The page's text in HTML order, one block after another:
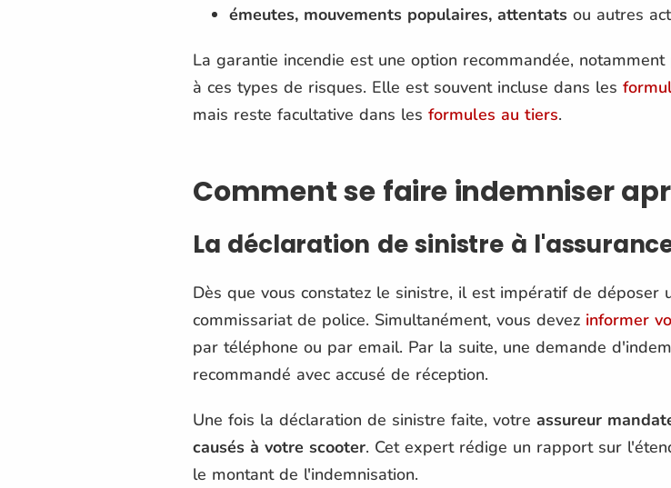
émeutes, mouvements populaires, attentats ou autres
La garantie incendie est une option recommandée,
à ces types de risques. Elle est souvent incluse dans les
mais reste facultative dans les formules au tiers.
Comment se faire indemniser
La déclaration de sinistre à
Dès que vous constatez le sinistre, il est impératif de
commissariat de police. Simultanément, vous devez informer
par téléphone ou par email. Par la suite, une demande
recommandé avec accusé de réception.
Une fois la déclaration de sinistre faite, votre assureur
causés à votre scooter. Cet expert rédige un rapport sur
le montant de l'indemnisation.